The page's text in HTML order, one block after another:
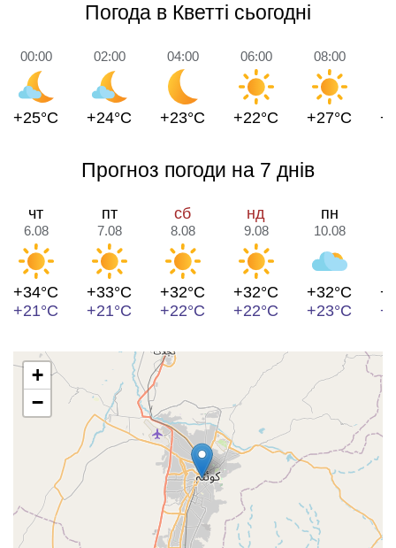
Погода в Кветті сьогодні
00:00
+25°C
02:00
+24°C
04:00
+23°C
06:00
+22°C
08:00
+27°C
Прогноз погоди на 7 днів
чт
6.08
+34°C
+21°C
пт
7.08
+33°C
+21°C
сб
8.08
+32°C
+22°C
нд
9.08
+32°C
+22°C
пн
10.08
+32°C
+23°C
+
−